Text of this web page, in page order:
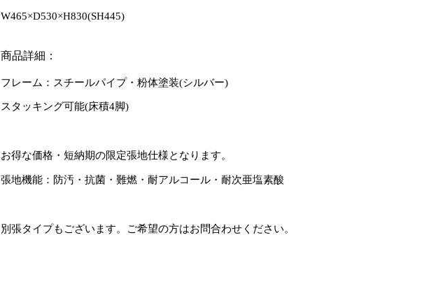
W465×D530×H830(SH445)
商品詳細：
フレーム：スチールパイプ・粉体塗装(シルバー)
スタッキング可能(床積4脚)
お得な価格・短納期の限定張地仕様となります。
張地機能：防汚・抗菌・難燃・耐アルコール・耐次亜塩素酸
別張タイプもございます。ご希望の方はお問合わせください。